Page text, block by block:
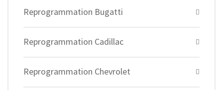
Reprogrammation Bugatti
Reprogrammation Cadillac
Reprogrammation Chevrolet